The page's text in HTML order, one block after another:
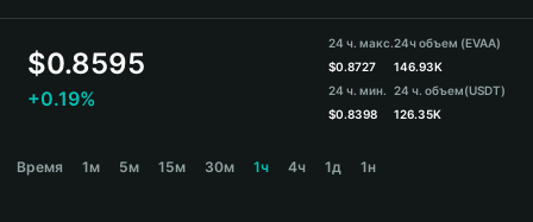
ภาษาไทย
Español
Español (Argentina)
$0.8595
+0.19%
24 ч. макс.
$0.8727
24 ч. мин.
$0.8398
24ч объем (EVAA)
146.93K
24 ч. объем(USDT)
126.35K
Время 1м 5м 15м 30м 1ч 4ч 1д 1н